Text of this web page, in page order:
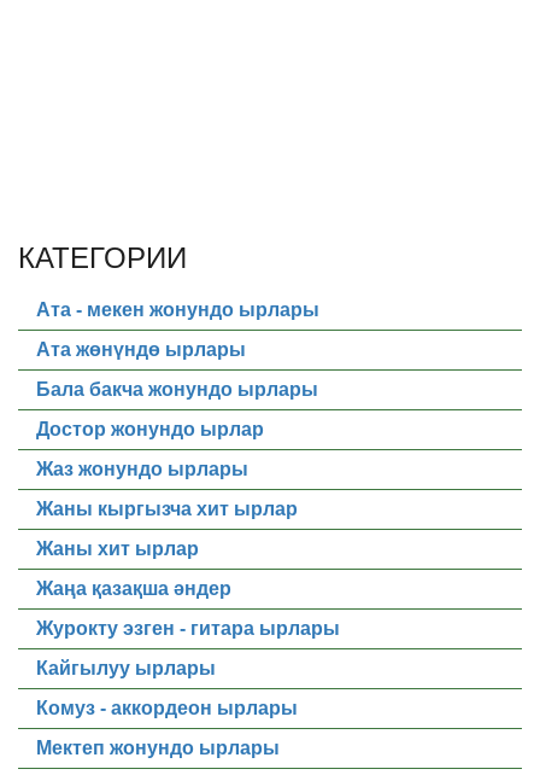
КАТЕГОРИИ
Ата - мекен жонундо ырлары
Ата жөнүндө ырлары
Бала бакча жонундо ырлары
Достор жонундо ырлар
Жаз жонундо ырлары
Жаны кыргызча хит ырлар
Жаны хит ырлар
Жаңа қазақша әндер
Журокту эзген - гитара ырлары
Кайгылуу ырлары
Комуз - аккордеон ырлары
Мектеп жонундо ырлары